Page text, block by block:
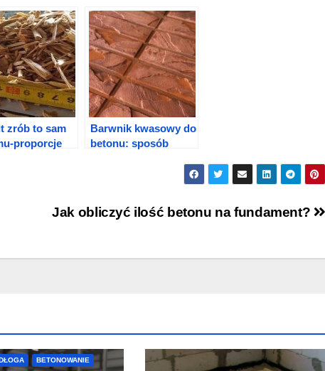
zrób to sam
proporcje
Barwnik kwasowy do
betonu: sposób
Jak obliczyć ilość betonu na fundament?
BETONOWANIE